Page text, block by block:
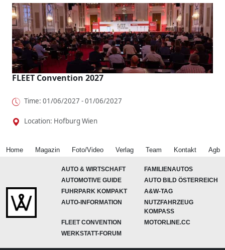
FLEET Convention 2027
Time: 01/06/2027 - 01/06/2027
Location: Hofburg Wien
Home Magazin Foto/Video Verlag Team Kontakt Agb
AUTO & WIRTSCHAFT
FAMILIENAUTOS
AUTOMOTIVE GUIDE
AUTO BILD ÖSTERREICH
FUHRPARK KOMPAKT
A&W-TAG
AUTO-INFORMATION
NUTZFAHRZEUG
KOMPASS
FLEET CONVENTION
MOTORLINE.CC
WERKSTATT-FORUM